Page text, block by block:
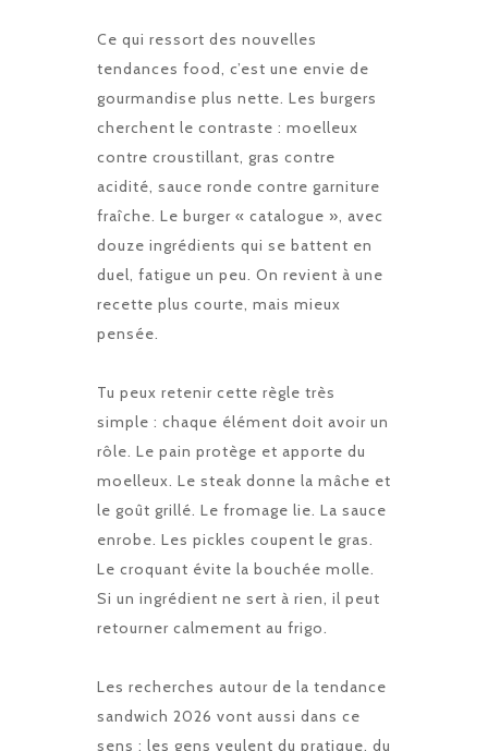
Ce qui ressort des nouvelles
tendances food, c’est une envie de
gourmandise plus nette. Les burgers
cherchent le contraste : moelleux
contre croustillant, gras contre
acidité, sauce ronde contre garniture
fraîche. Le burger « catalogue », avec
douze ingrédients qui se battent en
duel, fatigue un peu. On revient à une
recette plus courte, mais mieux
pensée.
Tu peux retenir cette règle très
simple : chaque élément doit avoir un
rôle. Le pain protège et apporte du
moelleux. Le steak donne la mâche et
le goût grillé. Le fromage lie. La sauce
enrobe. Les pickles coupent le gras.
Le croquant évite la bouchée molle.
Si un ingrédient ne sert à rien, il peut
retourner calmement au frigo.
Les recherches autour de la tendance
sandwich 2026 vont aussi dans ce
sens : les gens veulent du pratique, du